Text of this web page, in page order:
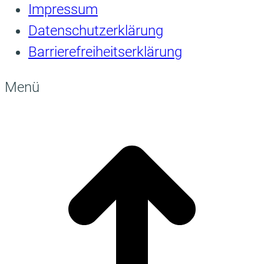
Impressum
Datenschutzerklärung
Barrierefreiheitserklärung
Menü